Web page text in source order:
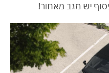
יש מגב מאחור!